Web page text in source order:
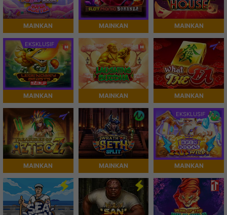
MAINKAN MAINKAN MAINKAN
EKSKLUSIF
MAINKAN MAINKAN MAINKAN
MAINKAN MAINKAN
EKSKLUSIF
MAINKAN